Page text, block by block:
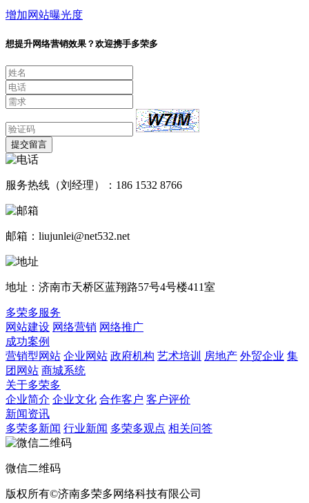
增加网站曝光度
想提升网络营销效果？欢迎携手多荣多
提交留言
服务热线（刘经理）：186 1532 8766
邮箱：liujunlei@net532.net
地址：济南市天桥区蓝翔路57号4号楼411室
多荣多服务
网站建设 网络营销 网络推广
成功案例
营销型网站 企业网站 政府机构 艺术培训 房地产 外贸企业 集
团网站 商城系统
关于多荣多
企业简介 企业文化 合作客户 客户评价
新闻资讯
多荣多新闻 行业新闻 多荣多观点 相关问答
微信二维码
版权所有©济南多荣多网络科技有限公司